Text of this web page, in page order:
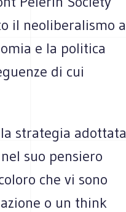
il neoliberalismo a
e la politica
di cui
strategia adottata
suo pensiero
che vi sono
o un think